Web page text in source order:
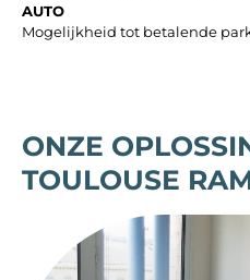
AUTO
Mogelijkheid tot betalende
ONZE
TOULOUSE